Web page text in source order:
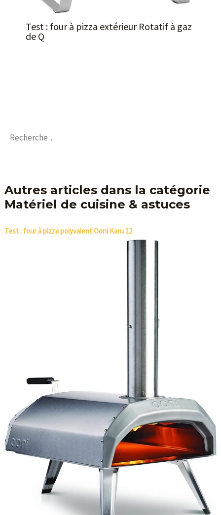
Test : four à pizza extérieur Rotatif à gaz
de Q
Autres articles dans la catégorie
Matériel de cuisine & astuces
Test : four à pizza polyvalent Ooni Karu 12